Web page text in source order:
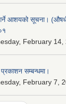
आशयको सूचना।
February 14,
सम्बन्धमा।
February 7,